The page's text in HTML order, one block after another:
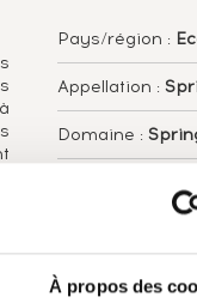
À propos des
Pays/région :
Appellation :
Domaine :
Les informations
Elles ne sont pas